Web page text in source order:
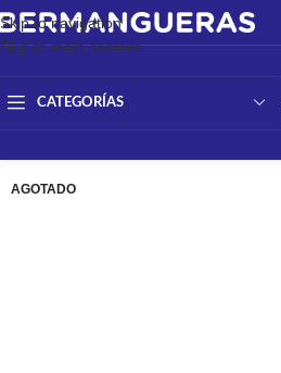
Skip to navigation
Skip to main content
CATEGORÍAS
AGOTADO